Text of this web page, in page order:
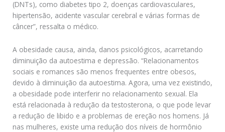
(DNTs), como diabetes tipo 2, doenças cardiovasculares,
hipertensão, acidente vascular cerebral e várias formas de
câncer”, ressalta o médico.
A obesidade causa, ainda, danos psicológicos, acarretando
diminuição da autoestima e depressão. “Relacionamentos
sociais e romances são menos frequentes entre obesos,
devido à diminuição da autoestima. Agora, uma vez existindo,
a obesidade pode interferir no relacionamento sexual. Ela
está relacionada à redução da testosterona, o que pode levar
a redução de libido e a problemas de ereção nos homens. Já
nas mulheres, existe uma redução dos níveis de hormônio